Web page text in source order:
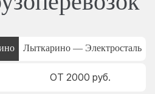
Лыткарино — Электросталь
ОТ 2000 руб.